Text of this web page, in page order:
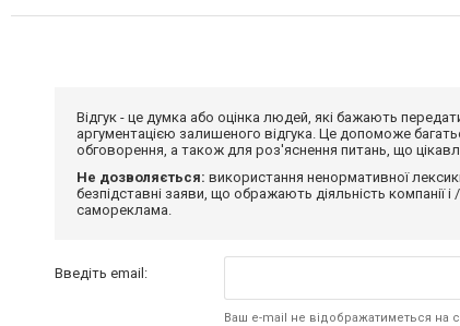
Відгук - це думка або оцінка людей, які бажають
аргументацією залишеного відгука. Це допоможе
обговорення, а також для роз'яснення питань, що
Не дозволяється: використання ненормативної
безпідставні заяви, що ображають діяльність компанії
самореклама.
Введіть email:
Ваш e-mail не відображатиметься на